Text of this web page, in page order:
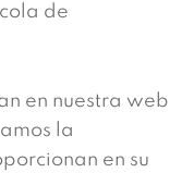
de
en nuestra web
la
en su